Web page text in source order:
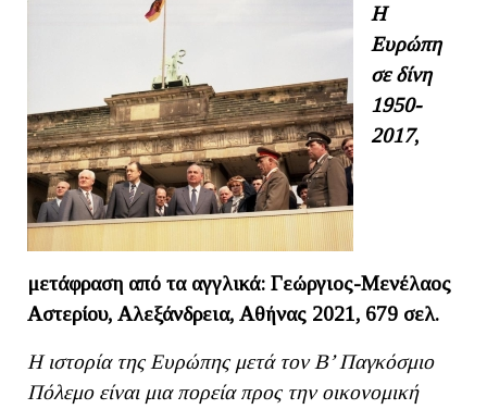
Η
Ευρώπη
σε δίνη
1950-
2017,
μετάφραση από τα αγγλικά: Γεώργιος-Μενέλαος
Αστερίου, Αλεξάνδρεια, Αθήνας 2021, 679 σελ.
Η ιστορία της Ευρώπης μετά τον Β’ Παγκόσμιο
Πόλεμο είναι μια πορεία προς την οικονομική